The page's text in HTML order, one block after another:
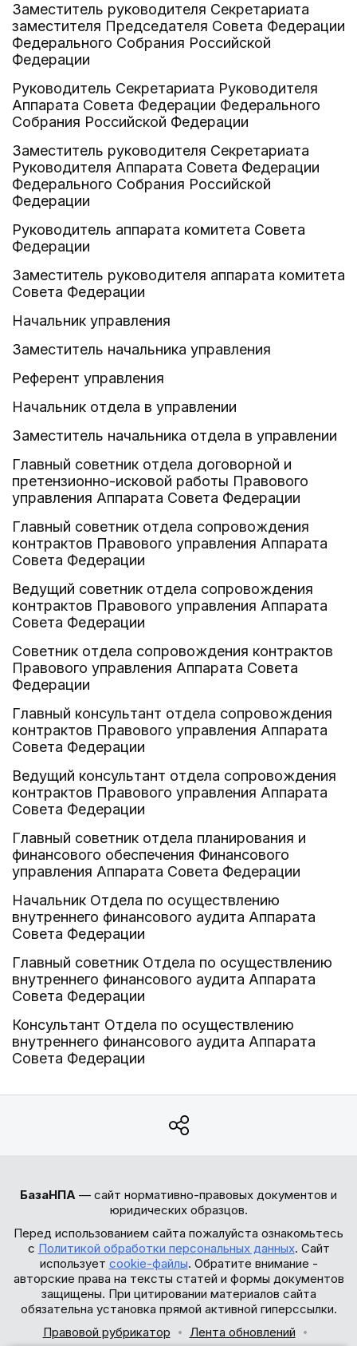
Заместитель руководителя Секретариата
заместителя Председателя Совета Федерации
Федерального Собрания Российской
Федерации
Руководитель Секретариата Руководителя
Аппарата Совета Федерации Федерального
Собрания Российской Федерации
Заместитель руководителя Секретариата
Руководителя Аппарата Совета Федерации
Федерального Собрания Российской
Федерации
Руководитель аппарата комитета Совета
Федерации
Заместитель руководителя аппарата комитета
Совета Федерации
Начальник управления
Заместитель начальника управления
Референт управления
Начальник отдела в управлении
Заместитель начальника отдела в управлении
Главный советник отдела договорной и
претензионно-исковой работы Правового
управления Аппарата Совета Федерации
Главный советник отдела сопровождения
контрактов Правового управления Аппарата
Совета Федерации
Ведущий советник отдела сопровождения
контрактов Правового управления Аппарата
Совета Федерации
Советник отдела сопровождения контрактов
Правового управления Аппарата Совета
Федерации
Главный консультант отдела сопровождения
контрактов Правового управления Аппарата
Совета Федерации
Ведущий консультант отдела сопровождения
контрактов Правового управления Аппарата
Совета Федерации
Главный советник отдела планирования и
финансового обеспечения Финансового
управления Аппарата Совета Федерации
Начальник Отдела по осуществлению
внутреннего финансового аудита Аппарата
Совета Федерации
Главный советник Отдела по осуществлению
внутреннего финансового аудита Аппарата
Совета Федерации
Консультант Отдела по осуществлению
внутреннего финансового аудита Аппарата
Совета Федерации
БазаНПА — сайт нормативно-правовых документов и
юридических образцов.
Перед использованием сайта пожалуйста ознакомьтесь
с Политикой обработки персональных данных. Сайт
использует cookie-файлы. Обратите внимание -
авторские права на тексты статей и формы документов
защищены. При цитировании материалов сайта
обязательна установка прямой активной гиперссылки.
Правовой рубрикатор
Лента обновлений